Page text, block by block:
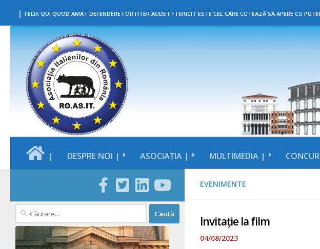
Skip to content
| FELIX QUI QUOD AMAT DEFENDERE FORTITER AUDET • FERICIT ESTE CEL CARE CUTEAZĂ SĂ APERE CU
| DESPRE NOI | ASOCIAȚIA | MULTIMEDIA |
EVENIMENTE
Invitație la film
04/08/2023
Caută